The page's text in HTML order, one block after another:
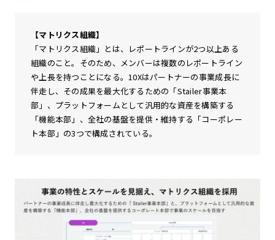
【マトリクス組織】
「マトリクス組織」とは、レポートラインが2つ以上ある
組織のこと。そのため、メンバーは複数のレポートライン
や上長を持つことになる。10Xはパートナーの事業成長に
伴走し、その成果を最大化するための「Stailer事業本
部」、プラットフォームとして汎用的な資産を構築する
「機能本部」、全社の基盤を提供・維持する「コーポレー
ト本部」の3つで構成されている。